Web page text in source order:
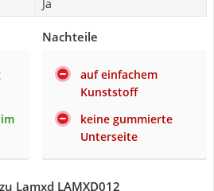
Ja
Nachteile
auf einfachem
Kunststoff
keine gummierte
Unterseite
Lamxd LAMXD012